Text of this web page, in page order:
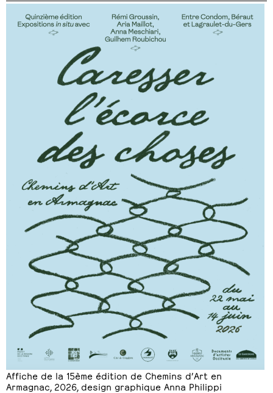
Affiche de la 15ème édition de Chemins d’Art en
Armagnac, 2026, design graphique Anna Philippi